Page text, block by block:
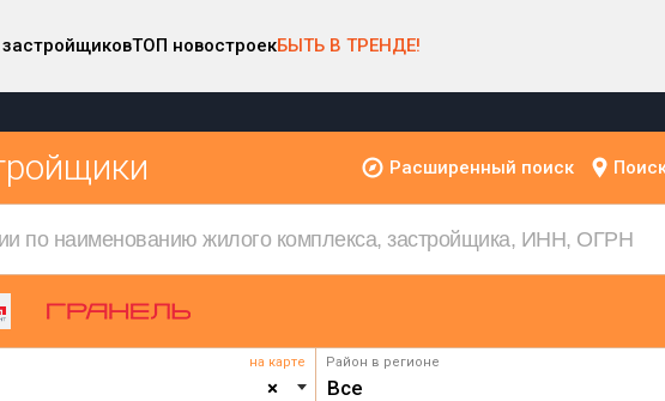
ТОП новостроекБЫТЬ В ТРЕНДЕ!
Расширенный поиск
на карте
×
Район в регионе
Все